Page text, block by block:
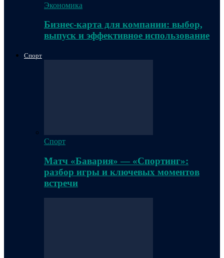
Экономика
Бизнес-карта для компании: выбор,
выпуск и эффективное использование
Спорт
Спорт
Матч «Бавария» — «Спортинг»:
разбор игры и ключевых моментов
встречи